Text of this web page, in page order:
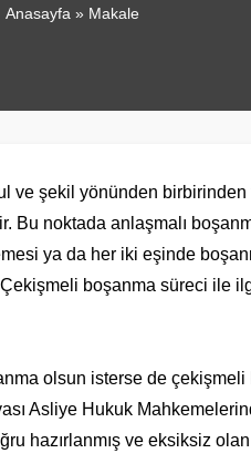
Anasayfa » Makale
ve şekil yönünden
Bu noktada anlaşmalı
ya da her iki eşinde
boşanma süreci ile
olsun isterse de
Asliye Hukuk
hazırlanmış ve eksiksiz